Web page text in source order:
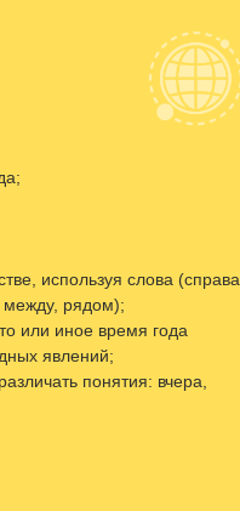
используя слова (справа,
между, рядом);
или иное время года
явлений;
понятия: вчера,